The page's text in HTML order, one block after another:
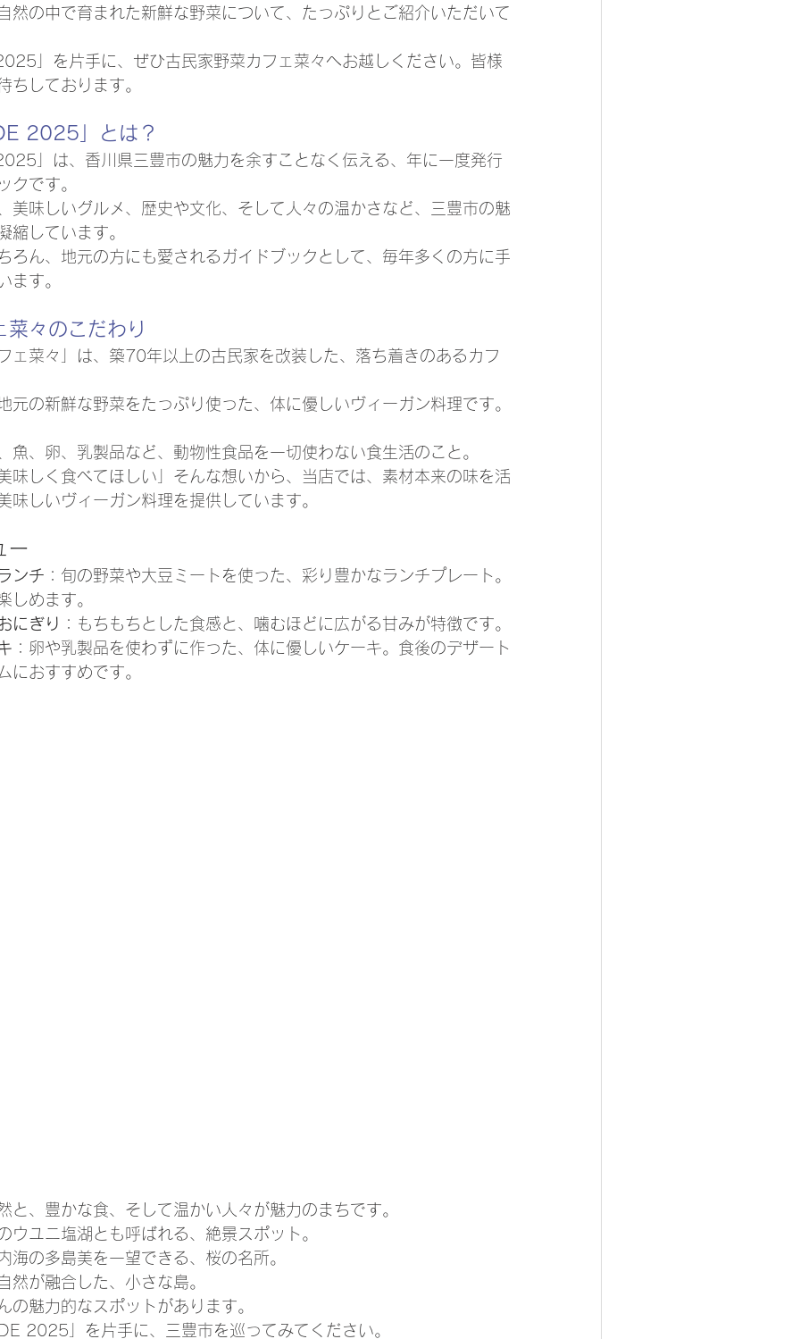
然の中で育まれた新鮮な野菜について、たっぷりとご紹介いただいて
」を片手に、ぜひ古民家野菜カフェ菜々へお越しください。皆様
ちしております。
2025」とは？
」は、香川県三豊市の魅力を余すことなく伝える、年に一度発行
クです。
美味しいグルメ、歴史や文化、そして人々の温かさなど、三豊市の魅
縮しています。
ろん、地元の方にも愛されるガイドブックとして、毎年多くの方に手
ます。
菜々のこだわり
ェ菜々」は、築70年以上の古民家を改装した、落ち着きのあるカフ
元の新鮮な野菜をたっぷり使った、体に優しいヴィーガン料理です。
魚、卵、乳製品など、動物性食品を一切使わない食生活のこと。
味しく食べてほしい」そんな想いから、当店では、素材本来の味を活
味しいヴィーガン料理を提供しています。
ー
ンチ ：旬の野菜や大豆ミートを使った、彩り豊かなランチプレート。
しめます。
にぎり
：もちもちとした食感と、噛むほどに広がる甘みが特徴です。
：卵や乳製品を使わずに作った、体に優しいケーキ。食後のデザート
におすすめです。
と、豊かな食、そして温かい人々が魅力のまちです。
ウユニ塩湖とも呼ばれる、絶景スポット。
海の多島美を一望できる、桜の名所。
然が融合した、小さな島。
の魅力的なスポットがあります。
2025」を片手に、三豊市を巡ってみてください。